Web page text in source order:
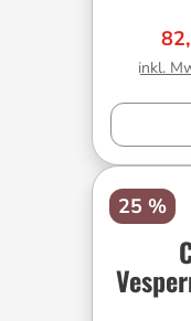
inkl.
25 %